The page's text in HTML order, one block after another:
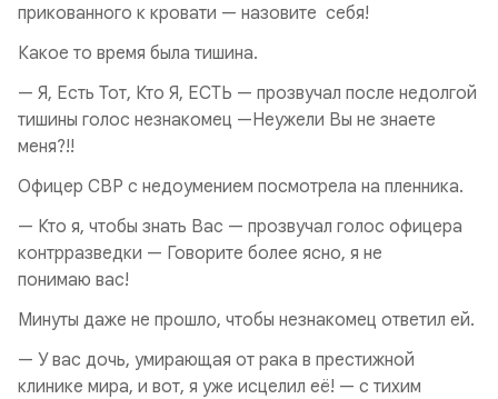
прикованного к кровати — назовите себя!
Какое то время была тишина.
— Я, Есть Тот, Кто Я, ЕСТЬ — прозвучал после недолгой
тишины голос незнакомец —Неужели Вы не знаете
меня?!!
Офицер СВР с недоумением посмотрела на пленника.
— Кто я, чтобы знать Вас — прозвучал голос офицера
контрразведки — Говорите более ясно, я не
понимаю вас!
Минуты даже не прошло, чтобы незнакомец ответил ей.
— У вас дочь, умирающая от рака в престижной
клинике мира, и вот, я уже исцелил её! — с тихим